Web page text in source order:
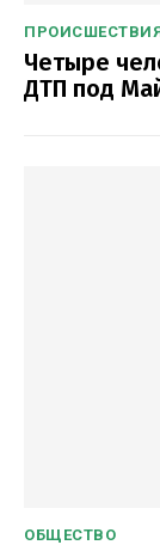
Четыре
ДТП под
ОБЩЕСТВО